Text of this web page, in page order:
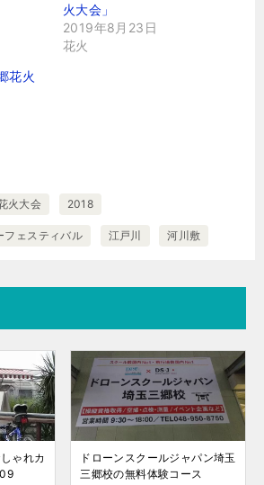
火大会」
2019年8月23日
花火
花火
火大会 2018
フェスティバル 江戸川 河川敷
ゃれカ
ドローンスクールジャパン埼玉
三郷校の無料体験コース